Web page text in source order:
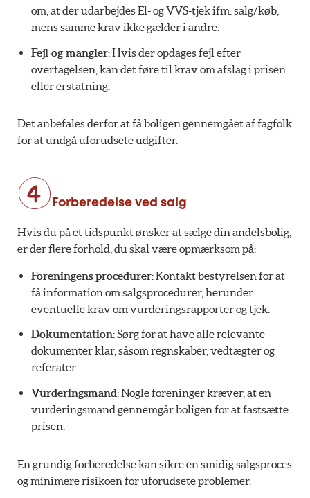
om, at der udarbejdes El- og VVS-tjek ifm. salg/køb,
mens samme krav ikke gælder i andre.
Fejl og mangler: Hvis der opdages fejl efter
overtagelsen, kan det føre til krav om afslag i prisen
eller erstatning.
Det anbefales derfor at få boligen gennemgået af fagfolk
for at undgå uforudsete udgifter.
Forberedelse ved salg
Hvis du på et tidspunkt ønsker at sælge din andelsbolig,
er der flere forhold, du skal være opmærksom på:
Foreningens procedurer: Kontakt bestyrelsen for at
få information om salgsprocedurer, herunder
eventuelle krav om vurderingsrapporter og tjek.
Dokumentation: Sørg for at have alle relevante
dokumenter klar, såsom regnskaber, vedtægter og
referater.
Vurderingsmand: Nogle foreninger kræver, at en
vurderingsmand gennemgår boligen for at fastsætte
prisen.
En grundig forberedelse kan sikre en smidig salgsproces
og minimere risikoen for uforudsete problemer.